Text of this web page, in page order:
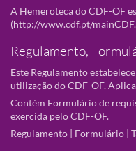
A Hemeroteca do CDF-OF
(http://www.cdf.pt/
Regulamento,
Este Regulamento
utilização do CDF-OF.
Contém Formulário de
exercida pelo CDF-OF.
Regulamento | Formulário |